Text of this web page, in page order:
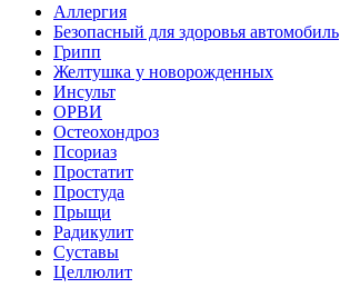
Аллергия
Безопасный для здоровья автомобиль
Грипп
Желтушка у новорожденных
Инсульт
ОРВИ
Остеохондроз
Пcориаз
Простатит
Простуда
Прыщи
Радикулит
Суставы
Целлюлит